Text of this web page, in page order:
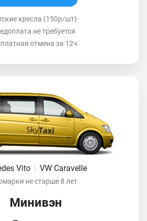
кресла (150р/шт)
не требуется
отмена за 12ч
Vito VW Caravelle
не старше 8 лет
Минивэн